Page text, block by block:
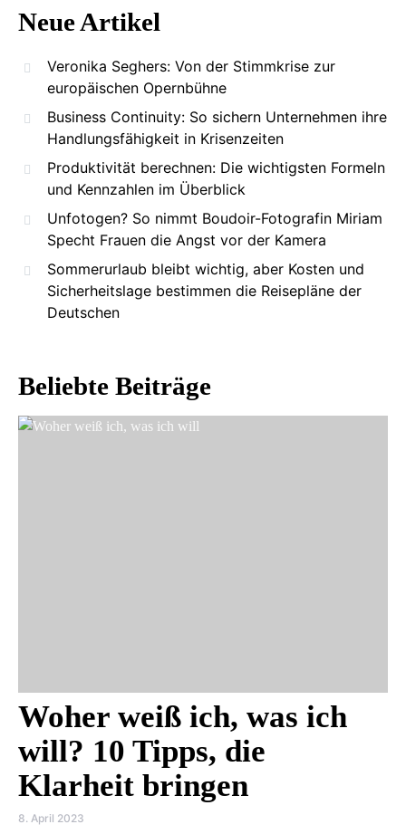
Neue Artikel
Veronika Seghers: Von der Stimmkrise zur
europäischen Opernbühne
Business Continuity: So sichern Unternehmen ihre
Handlungsfähigkeit in Krisenzeiten
Produktivität berechnen: Die wichtigsten Formeln
und Kennzahlen im Überblick
Unfotogen? So nimmt Boudoir-Fotografin Miriam
Specht Frauen die Angst vor der Kamera
Sommerurlaub bleibt wichtig, aber Kosten und
Sicherheitslage bestimmen die Reisepläne der
Deutschen
Beliebte Beiträge
Woher weiß ich, was ich
will? 10 Tipps, die
Klarheit bringen
8. April 2023